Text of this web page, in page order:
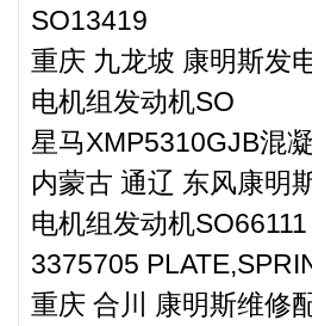
SO13419
重庆 九龙坡 康明斯发
电机组发动机SO
星马XMP5310GJB混
内蒙古 通辽 东风康明
电机组发动机SO66111
3375705
重庆 合川 康明斯维修